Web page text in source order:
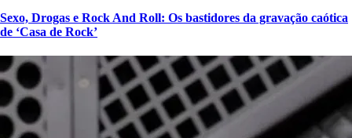
Sexo, Drogas e Rock And Roll: Os bastidores da gravação caótica
de ‘Casa de Rock’